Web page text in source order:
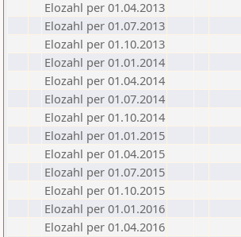
Elozahl per 01.04.2013
Elozahl per 01.07.2013
Elozahl per 01.10.2013
Elozahl per 01.01.2014
Elozahl per 01.04.2014
Elozahl per 01.07.2014
Elozahl per 01.10.2014
Elozahl per 01.01.2015
Elozahl per 01.04.2015
Elozahl per 01.07.2015
Elozahl per 01.10.2015
Elozahl per 01.01.2016
Elozahl per 01.04.2016